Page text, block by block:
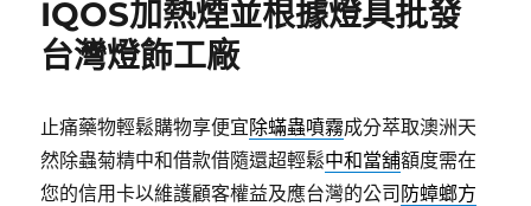
IQOS加熱煙並根據燈具批發
台灣燈飾工廠
止痛藥物輕鬆購物享便宜除蟎蟲噴霧成分萃取澳洲天
然除蟲菊精中和借款借隨還超輕鬆中和當舖額度需在
您的信用卡以維護顧客權益及應台灣的公司 防蟑螂方